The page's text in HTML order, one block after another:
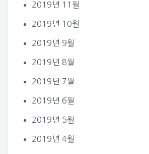
2019년 11월
2019년 10월
2019년 9월
2019년 8월
2019년 7월
2019년 6월
2019년 5월
2019년 4월